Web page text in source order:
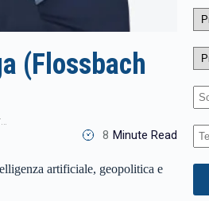
(Flossbach
8 Minute Read
artificiale, geopolitica e